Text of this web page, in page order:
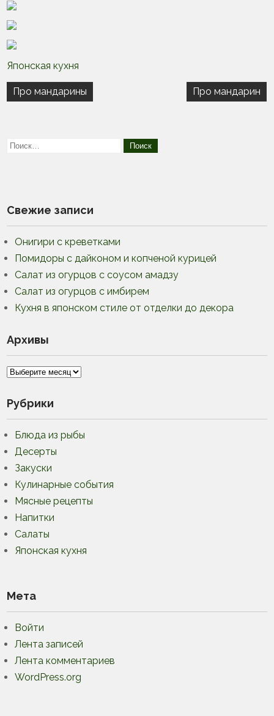
Японская кухня
Навигация
Про мандарины Про мандарин
Свежие записи
Онигири с креветками
Помидоры с дайконом и копченой курицей
Салат из огурцов с соусом амадзу
Салат из огурцов с имбирем
Кухня в японском стиле от отделки до декора
Архивы
Архивы
Рубрики
Блюда из рыбы
Десерты
Закуски
Кулинарные события
Мясные рецепты
Напитки
Салаты
Японская кухня
Мета
Войти
Лента записей
Лента комментариев
WordPress.org